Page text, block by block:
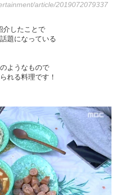
article/2019072079337
介したことで
題になっている
ようなもので
れる料理です！